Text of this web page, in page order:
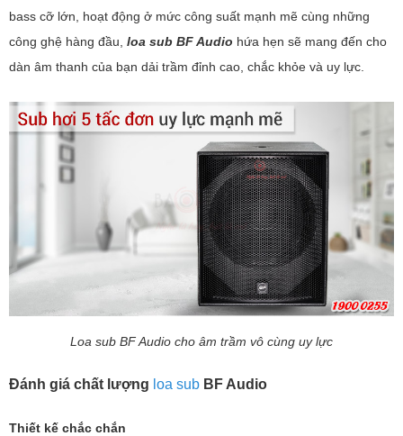
bass cỡ lớn, hoạt động ở mức công suất mạnh mẽ cùng những
công ghệ hàng đầu, loa sub BF Audio hứa hẹn sẽ mang đến cho
dàn âm thanh của bạn dải trầm đỉnh cao, chắc khỏe và uy lực.
Loa sub BF Audio cho âm trầm vô cùng uy lực
Đánh giá chất lượng loa sub BF Audio
Thiết kế chắc chắn